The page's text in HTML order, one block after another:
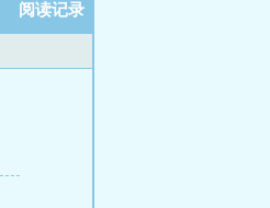
阅读记录